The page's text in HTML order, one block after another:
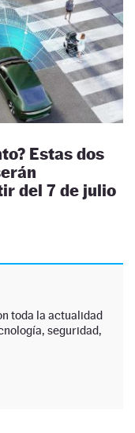
Estas dos
del 7 de julio
toda la actualidad
seguridad,